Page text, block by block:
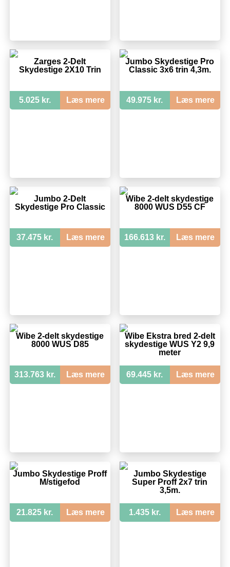
Zarges 2-Delt
Skydestige 2X10 Trin
5.025 kr. Læs mere
Jumbo Skydestige Pro
Classic 3x6 trin 4,3m.
49.975 kr. Læs mere
Jumbo 2-Delt
Skydestige Pro Classic
37.475 kr. Læs mere
Wibe 2-delt skydestige
8000 WUS D55 CF
166.613 kr. Læs mere
Wibe 2-delt skydestige
8000 WUS D85
313.763 kr. Læs mere
Wibe Ekstra bred 2-delt
skydestige WUS Y2 9,9
meter
69.445 kr. Læs mere
Jumbo Skydestige Proff
M/stigefod
21.825 kr. Læs mere
Jumbo Skydestige
Super Proff 2x7 trin
3,5m.
1.435 kr. Læs mere